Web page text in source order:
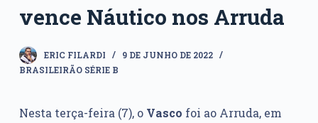
vence Náutico nos Arruda
ERIC FILARDI
9 DE JUNHO DE 2022
BRASILEIRÃO SÉRIE B
Nesta terça-feira (7), o Vasco foi ao Arruda, em